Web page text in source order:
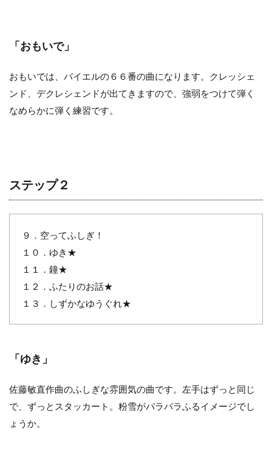
「おもいで」
おもいでは、バイエルの６６番の曲になります。クレッシェ
ンド、デクレシェンドが出てきますので、強弱をつけて弾く
なめらかに弾く練習です。
ステップ２
９．空ってふしぎ！
１０．ゆき★
１１．鐘★
１２．ふたりのお話★
１３．しずかなゆうぐれ★
「ゆき」
佐藤敏直作曲のふしぎな雰囲気の曲です。左手はずっと同じ
で、ずっとスタッカート。粉雪がパラパラふるイメージでし
ょうか。